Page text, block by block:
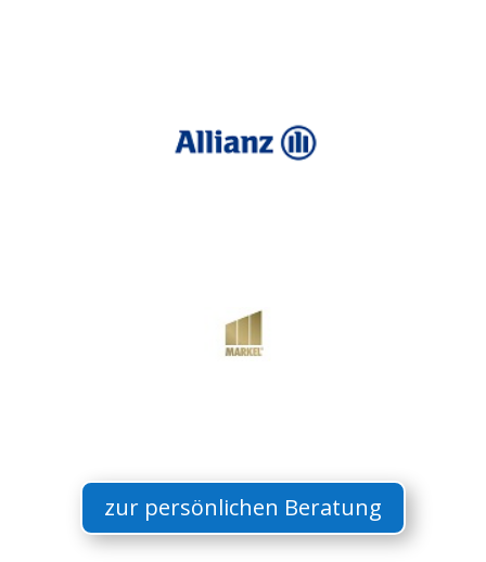
zur persönlichen Beratung